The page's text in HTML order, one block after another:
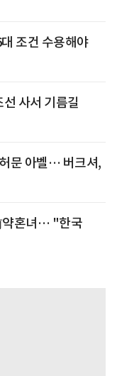
조건 수용해야
사서 기름길
문 아벨… 버크셔,
약혼녀… "한국